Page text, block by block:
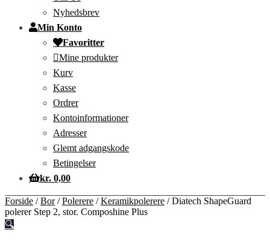
Nyhedsbrev
Min Konto
Favoritter
Mine produkter
Kurv
Kasse
Ordrer
Kontoinformationer
Adresser
Glemt adgangskode
Betingelser
kr. 0,00
Forside /Bor/Polerere /Keramikpolerere /Diatech ShapeGuard
polerer Step 2, stor. Composhine Plus
🔍